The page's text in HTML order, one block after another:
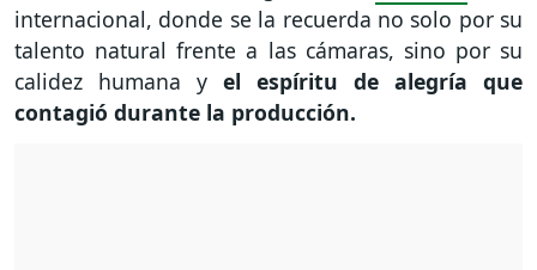
internacional, donde se la recuerda no solo por su
talento natural frente a las cámaras, sino por su
calidez humana y el espíritu de alegría que
contagió durante la producción.